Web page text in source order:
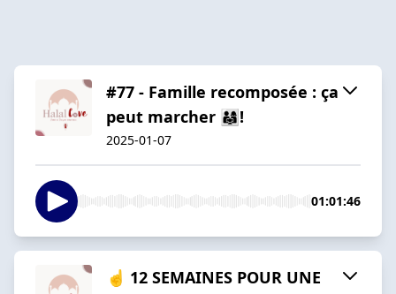
#77 - Famille recomposée : ça
peut marcher 👨‍👩‍👧!
2025-01-07
01:01:46
☝️ 12 SEMAINES POUR UNE